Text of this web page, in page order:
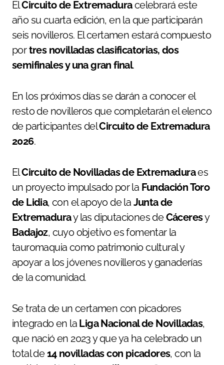
ElCircuito de Extremaduracelebrará este
año su cuarta edición, en la que participarán
seis novilleros. El certamen estará compuesto
portres novilladas clasificatorias, dos
semifinales y una gran final.
En los próximos días se darán a conocer el
resto de novilleros que completarán el elenco
de participantes delCircuito de Extremadura
2026.
ElCircuito de Novilladas de Extremaduraes
un proyecto impulsado por la Fundación Toro
de Lidia, con el apoyo de la Junta de
Extremaduray las diputaciones deCáceresy
Badajoz, cuyo objetivo es fomentar la
tauromaquia como patrimonio cultural y
apoyar a los jóvenes novilleros y ganaderías
de la comunidad.
Se trata de un certamen con picadores
integrado en la Liga Nacional de Novilladas,
que nació en 2023 y que ya ha celebrado un
total de14 novilladas con picadores, con la